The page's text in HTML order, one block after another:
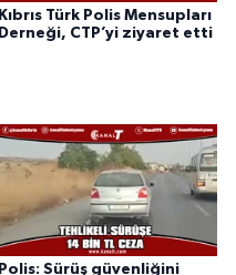
Kıbrıs Türk Polis Mensupları
Derneği, CTP’yi ziyaret etti
Polis: Sürüş güvenliğini